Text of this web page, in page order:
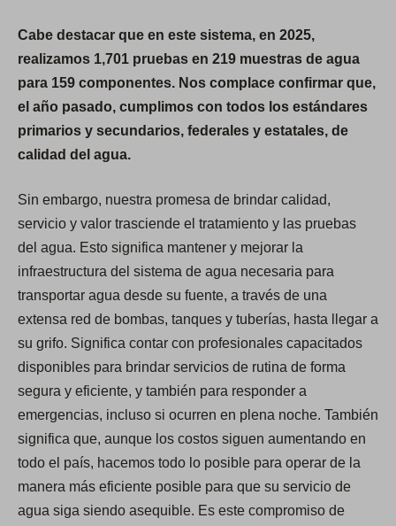
Cabe destacar que en este sistema, en 2025,
realizamos 1,701 pruebas en 219 muestras de agua
para 159 componentes. Nos complace confirmar que,
el año pasado, cumplimos con todos los estándares
primarios y secundarios, federales y estatales, de
calidad del agua.
Sin embargo, nuestra promesa de brindar calidad,
servicio y valor trasciende el tratamiento y las pruebas
del agua. Esto significa mantener y mejorar la
infraestructura del sistema de agua necesaria para
transportar agua desde su fuente, a través de una
extensa red de bombas, tanques y tuberías, hasta llegar a
su grifo. Significa contar con profesionales capacitados
disponibles para brindar servicios de rutina de forma
segura y eficiente, y también para responder a
emergencias, incluso si ocurren en plena noche. También
significa que, aunque los costos siguen aumentando en
todo el país, hacemos todo lo posible para operar de la
manera más eficiente posible para que su servicio de
agua siga siendo asequible. Es este compromiso de